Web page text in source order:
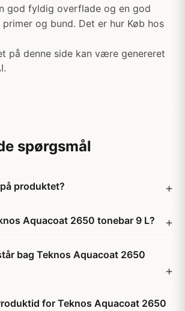
god fyldig overflade og en god
og bund. Det er hur Køb hos
på denne side kan være genereret
spørgsmål
produktet?
Aquacoat 2650 tonebar 9 L?
bag Teknos Aquacoat 2650
for Teknos Aquacoat 2650